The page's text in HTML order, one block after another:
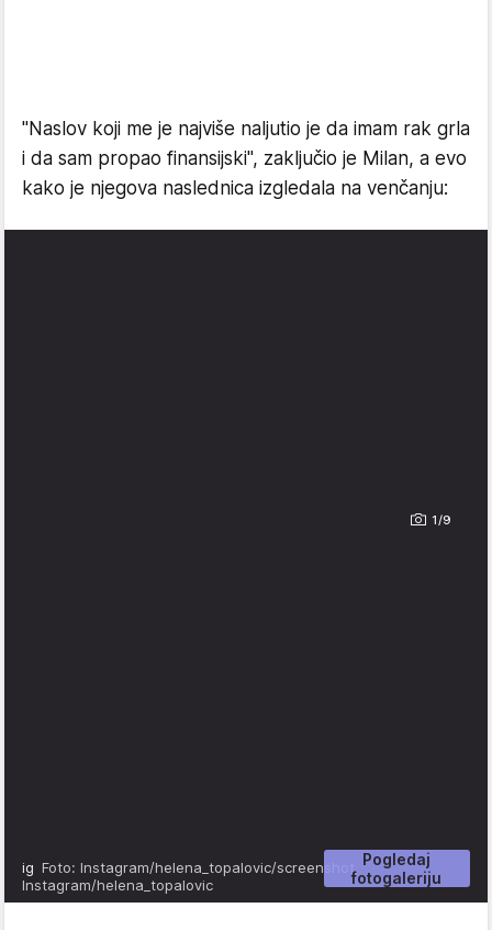
"Naslov koji me je najviše naljutio je da imam rak grla
i da sam propao finansijski", zaključio je Milan, a evo
kako je njegova naslednica izgledala na venčanju:
1/9
Pogledaj
fotogaleriju
ig Foto: Instagram/helena_topalovic/screenshot,
Instagram/helena_topalovic